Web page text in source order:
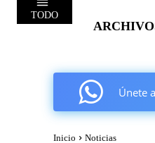
TODO
Únete
Inicio Noticias